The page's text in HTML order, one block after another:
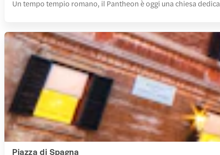
Un tempo tempio romano, il Pantheon è oggi una chiesa
Piazza di Spagna